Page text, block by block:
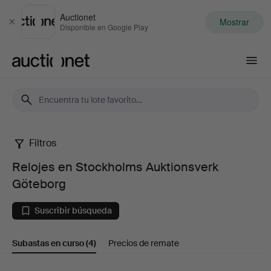
Cerrar
Auctionet
Disponible en Google Play Mostrar
Relojes
en
Stockholms
Auktionsverk
Filtros
Relojes en Stockholms Auktionsverk
Göteborg
Suscribir búsqueda
Subastas en curso(4) Precios de remate